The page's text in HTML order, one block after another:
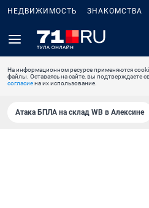
НЕДВИЖИМОСТЬ ЗНАКОМСТВА
На информационном ресурсе применяются
файлы. Оставаясь на сайте, вы подтверждаете
согласиена их использование.
Атака БПЛА на склад WB в Алексине